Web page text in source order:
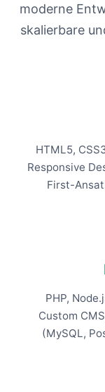
moderne
skalierbare
HTML5,
Responsive
First-
PHP,
Custom
(MySQL,